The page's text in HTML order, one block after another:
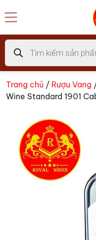
đến
dung
Tìm
kiếm
sản
phẩm
Trang chủ / Rượu Vang
Wine Standard 1901